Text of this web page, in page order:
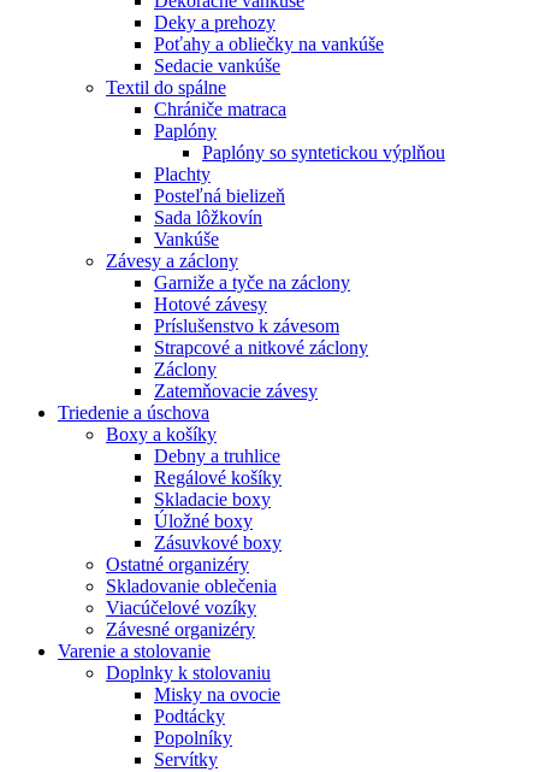
Deky a prehozy
Poťahy a obliečky na vankúše
Sedacie vankúše
Textil do spálne
Chrániče matraca
Paplóny
Paplóny so syntetickou výplňou
Plachty
Posteľná bielizeň
Sada lôžkovín
Vankúše
Závesy a záclony
Garniže a tyče na záclony
Hotové závesy
Príslušenstvo k závesom
Strapcové a nitkové záclony
Záclony
Zatemňovacie závesy
Triedenie a úschova
Boxy a košíky
Debny a truhlice
Regálové košíky
Skladacie boxy
Úložné boxy
Zásuvkové boxy
Ostatné organizéry
Skladovanie oblečenia
Viacúčelové vozíky
Závesné organizéry
Varenie a stolovanie
Doplnky k stolovaniu
Misky na ovocie
Podtácky
Popolníky
Servítky